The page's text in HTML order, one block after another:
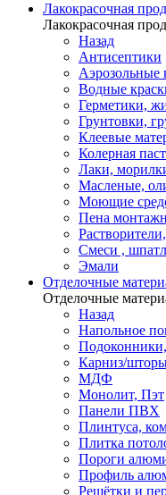
Лакокрасочная
Лакокрасочная
Назад
Антисептики
Аэрозольные
Водные
Герметики,
Грунтовки,
Клеевые
Колерная
Лаки,
Масленые,
Моющие
Пена
Смеси ,
Эмали
Отделочные
Отделочные
Назад
Напольное
Карниз/
МДФ
Монолит, Пэт
Панели ПВХ
Плинтуса,
Плитка
Пороги
Профиль
Решётки и